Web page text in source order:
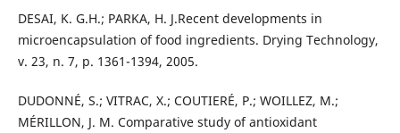
DESAI, K. G.H.; PARKA, H. J.Recent developments in
microencapsulation of food ingredients. Drying Technology,
v. 23, n. 7, p. 1361-1394, 2005.
DUDONNÉ, S.; VITRAC, X.; COUTIERÉ, P.; WOILLEZ, M.;
MÉRILLON, J. M. Comparative study of antioxidant